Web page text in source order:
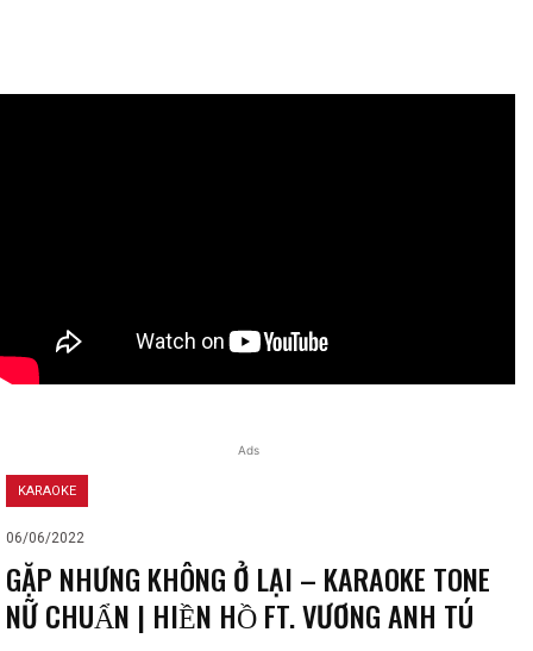
Ads
KARAOKE
06/06/2022
GẶP NHƯNG KHÔNG Ở LẠI – KARAOKE TONE
NỮ CHUẨN | HIỀN HỒ FT. VƯƠNG ANH TÚ